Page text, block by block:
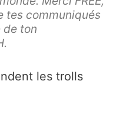
tes communiqués
ton
les trolls